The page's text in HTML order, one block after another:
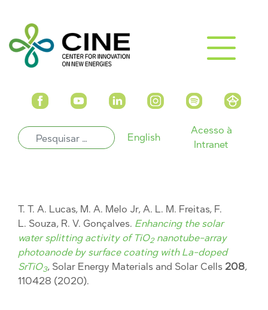
English
Acesso à
Intranet
T. T. A. Lucas, M. A. Melo Jr, A. L. M. Freitas, F.
L. Souza, R. V. Gonçalves. Enhancing the solar
water splitting activity of TiO2nanotube-array
photoanode by surface coating with La-doped
SrTiO3, Solar Energy Materials and Solar Cells 208,
110428 (2020).